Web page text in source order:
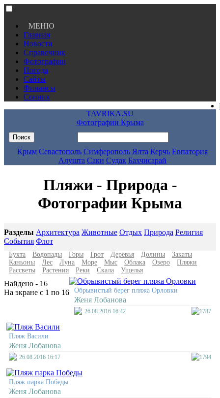
МЕНЮ
Главная
Новости
Справочник
Фотографии
Погода
Сайты
Финансы
Сонник
TAVRIKA.SU
Фотографии Крыма
Крым Севастополь Симферополь Ялта Керчь Евпатория
Алушта Саки Судак Бахчисарай
Пляжи - Природа -
Фотографии Крыма
Разделы Архитектура Животные Отдых Природа Религия
События Флот
Бухта Водопады Горы Грот Деревья Долины
Закаты
Каньоны
Лес Луна Море Мыс Облака Озеро
Пляжи
Рассветы
Растения Реки Скала Ущелья
Найдено - 16
На экране с 1 по 16
Обрывистый берег пляжа Орловки
Женя Лобанова
26.08.2016 16:42 1787
Пляж Васили
Женя Лобанова
26.08.2016 16:17 1794
Пляж парка Победы
Женя Лобанова